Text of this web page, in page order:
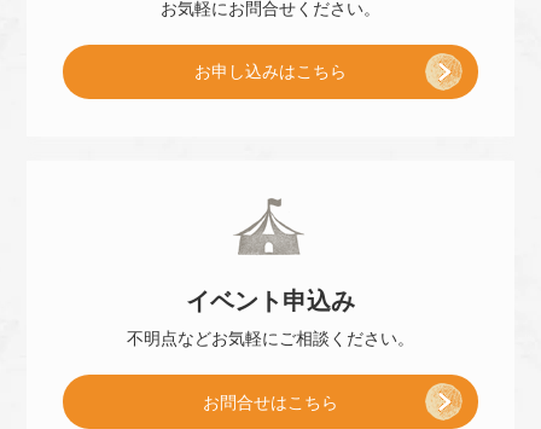
予
お気軽にお問合せください。
プ
お申し込みはこちら
イベント 申込み
不明点などお気軽に ご相談ください。
お問合せはこちら